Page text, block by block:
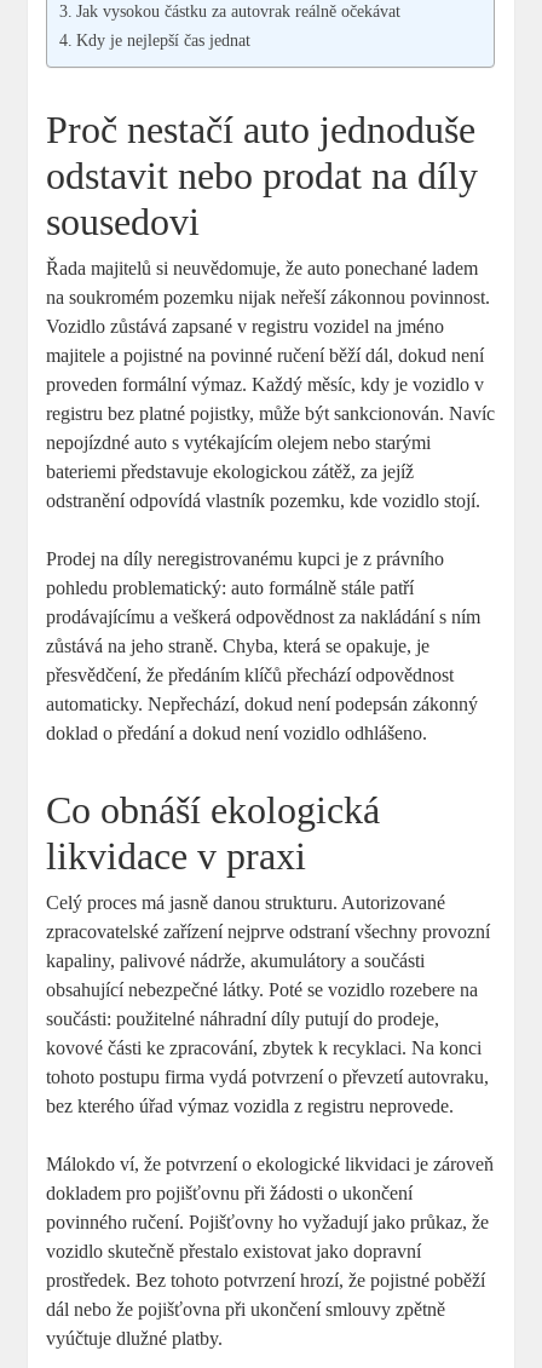
Jak vysokou částku za autovrak reálně očekávat
Kdy je nejlepší čas jednat
Proč nestačí auto jednoduše
odstavit nebo prodat na díly
sousedovi
Řada majitelů si neuvědomuje, že auto ponechané ladem
na soukromém pozemku nijak neřeší zákonnou povinnost.
Vozidlo zůstává zapsané v registru vozidel na jméno
majitele a pojistné na povinné ručení běží dál, dokud není
proveden formální výmaz. Každý měsíc, kdy je vozidlo v
registru bez platné pojistky, může být sankcionován. Navíc
nepojízdné auto s vytékajícím olejem nebo starými
bateriemi představuje ekologickou zátěž, za jejíž
odstranění odpovídá vlastník pozemku, kde vozidlo stojí.
Prodej na díly neregistrovanému kupci je z právního
pohledu problematický: auto formálně stále patří
prodávajícímu a veškerá odpovědnost za nakládání s ním
zůstává na jeho straně. Chyba, která se opakuje, je
přesvědčení, že předáním klíčů přechází odpovědnost
automaticky. Nepřechází, dokud není podepsán zákonný
doklad o předání a dokud není vozidlo odhlášeno.
Co obnáší ekologická
likvidace v praxi
Celý proces má jasně danou strukturu. Autorizované
zpracovatelské zařízení nejprve odstraní všechny provozní
kapaliny, palivové nádrže, akumulátory a součásti
obsahující nebezpečné látky. Poté se vozidlo rozebere na
součásti: použitelné náhradní díly putují do prodeje,
kovové části ke zpracování, zbytek k recyklaci. Na konci
tohoto postupu firma vydá potvrzení o převzetí autovraku,
bez kterého úřad výmaz vozidla z registru neprovede.
Málokdo ví, že potvrzení o ekologické likvidaci je zároveň
dokladem pro pojišťovnu při žádosti o ukončení
povinného ručení. Pojišťovny ho vyžadují jako průkaz, že
vozidlo skutečně přestalo existovat jako dopravní
prostředek. Bez tohoto potvrzení hrozí, že pojistné poběží
dál nebo že pojišťovna při ukončení smlouvy zpětně
vyúčtuje dlužné platby.